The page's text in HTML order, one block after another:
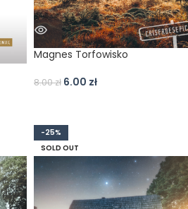
Magnes Torfowisko
8.00zł 6.00 zł
-25%
SOLD OUT